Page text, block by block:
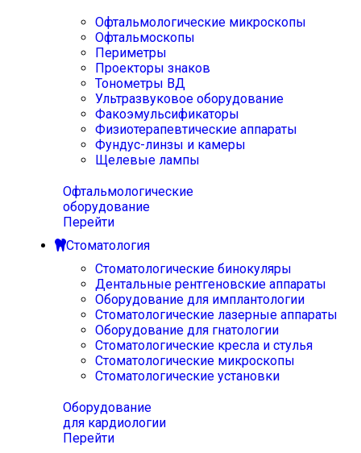
Офтальмологические микроскопы
Офтальмоскопы
Периметры
Проекторы знаков
Тонометры ВД
Ультразвуковое оборудование
Факоэмульсификаторы
Физиотерапевтические аппараты
Фундус-линзы и камеры
Щелевые лампы
Офтальмологические
оборудование
Перейти
Стоматология
Стоматологические бинокуляры
Дентальные рентгеновские аппараты
Оборудование для имплантологии
Стоматологические лазерные аппараты
Оборудование для гнатологии
Стоматологические кресла и стулья
Стоматологические микроскопы
Стоматологические установки
Оборудование
для кардиологии
Перейти